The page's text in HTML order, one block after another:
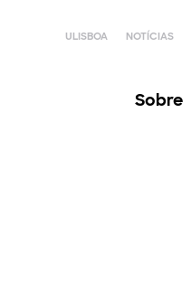
ULISBOA NOTÍCIAS
Sobre